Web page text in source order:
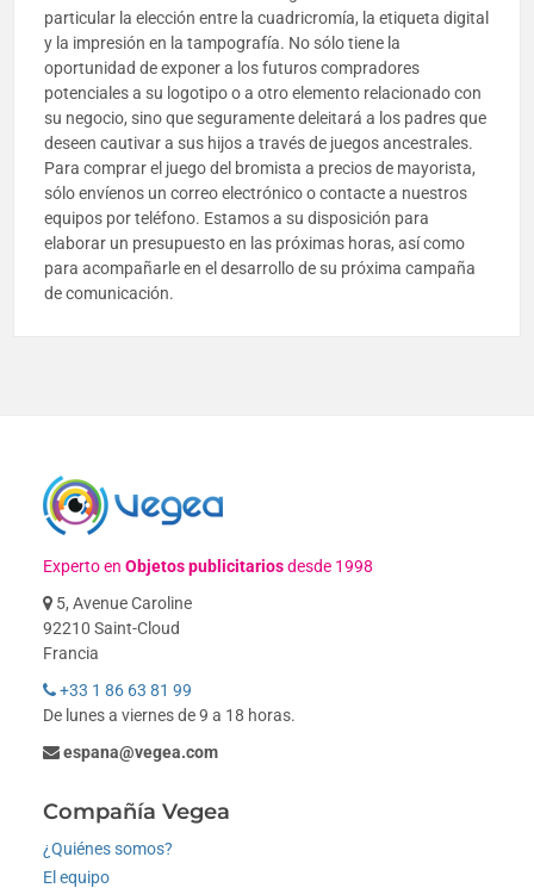
particular la elección entre la cuadricromía, la etiqueta digital
y la impresión en la tampografía. No sólo tiene la
oportunidad de exponer a los futuros compradores
potenciales a su logotipo o a otro elemento relacionado con
su negocio, sino que seguramente deleitará a los padres que
deseen cautivar a sus hijos a través de juegos ancestrales.
Para comprar el juego del bromista a precios de mayorista,
sólo envíenos un correo electrónico o contacte a nuestros
equipos por teléfono. Estamos a su disposición para
elaborar un presupuesto en las próximas horas, así como
para acompañarle en el desarrollo de su próxima campaña
de comunicación.
Experto enObjetos publicitariosdesde 1998
5, Avenue Caroline
92210 Saint-Cloud
Francia
+33 1 86 63 81 99
De lunes a viernes de 9 a 18 horas.
espana@vegea.com
Compañía Vegea
¿Quiénes somos?
El equipo